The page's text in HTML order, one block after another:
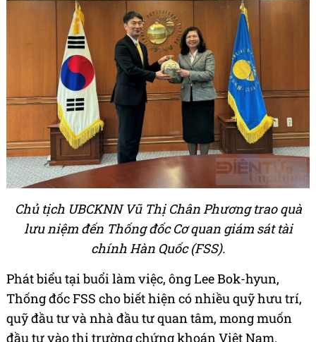
Chủ tịch UBCKNN Vũ Thị Chân Phương trao quà
lưu niệm đến Thống đốc Cơ quan giám sát tài
chính Hàn Quốc (FSS).
Phát biểu tại buổi làm việc, ông Lee Bok-hyun,
Thống đốc FSS cho biết hiện có nhiều quỹ hưu trí,
quỹ đầu tư và nhà đầu tư quan tâm, mong muốn
đầu tư vào thị trường chứng khoán Việt Nam.